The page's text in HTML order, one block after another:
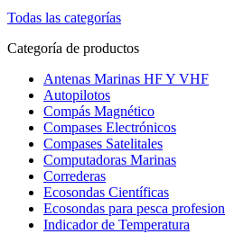
Todas las categorías
Categoría de productos
Antenas Marinas HF Y VHF
Autopilotos
Compás Magnético
Compases Electrónicos
Compases Satelitales
Computadoras Marinas
Correderas
Ecosondas Científicas
Ecosondas para pesca
Indicador de Temperatura